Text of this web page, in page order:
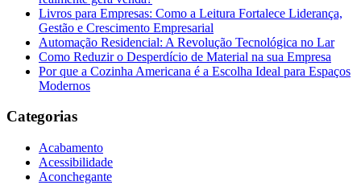
Livros para Empresas: Como a Leitura Fortalece Liderança,
Gestão e Crescimento Empresarial
Automação Residencial: A Revolução Tecnológica no Lar
Como Reduzir o Desperdício de Material na sua Empresa
Por que a Cozinha Americana é a Escolha Ideal para Espaços
Modernos
Categorias
Acabamento
Acessibilidade
Aconchegante